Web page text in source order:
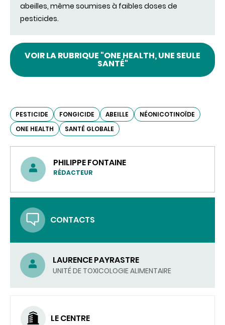
abeilles, même soumises à faibles doses de
pesticides.
VOIR LA RUBRIQUE "ONE HEALTH, UNE SEULE
SANTÉ"
PESTICIDE FONGICIDE ABEILLE
NÉONICOTINOÏDE
ONE HEALTH
SANTÉ GLOBALE
PHILIPPE FONTAINE
RÉDACTEUR
CONTACTS
LAURENCE PAYRASTRE
UNITÉ DE TOXICOLOGIE ALIMENTAIRE
LE CENTRE